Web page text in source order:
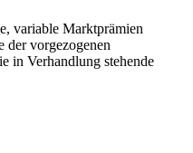
variable Marktprämien
der vorgezogenen
in Verhandlung stehende